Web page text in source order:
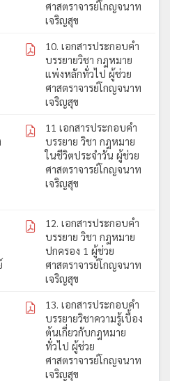
ศาสตราจารย์โกญจนาท
เจริญสุข
10. เอกสารประกอบคำ
บรรยายวิชา กฎหมาย
แพ่งหลักทั่วไป ผู้ช่วย
ศาสตราจารย์โกญจนาท
เจริญสุข
11 เอกสารประกอบคำ
บรรยาย วิชา กฎหมาย
ในชีวิตประจำวัน ผู้ช่วย
ศาสตราจารย์โกญจนาท
เจริญสุข
12. เอกสารประกอบคำ
บรรยาย วิชา กฎหมาย
ปกครอง 1 ผู้ช่วย
ศาสตราจารย์โกญจนาท
เจริญสุข
13. เอกสารประกอบคำ
บรรยายวิชาความรู้เบื้อง
ต้นเกี่ยวกับกฎหมาย
ทั่วไป ผู้ช่วย
ศาสตราจารย์โกญจนาท
เจริญสุข